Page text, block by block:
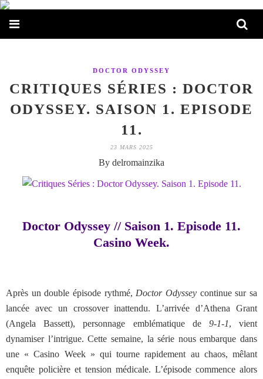
DOCTOR ODYSSEY
CRITIQUES SÉRIES : DOCTOR
ODYSSEY. SAISON 1. EPISODE
11.
23 MARS 2025
By delromainzika
Doctor Odyssey // Saison 1. Episode 11.
Casino Week.
Après un double épisode rythmé, Doctor Odyssey continue sur sa
lancée avec un crossover inattendu. L’arrivée d’Athena Grant
(Angela Bassett), personnage emblématique de 9-1-1, vient
dynamiser l’intrigue. Cette semaine, la série nous embarque dans
une « Casino Week » qui tourne rapidement au chaos, mêlant
enquête policière et tension médicale. L’épisode commence alors